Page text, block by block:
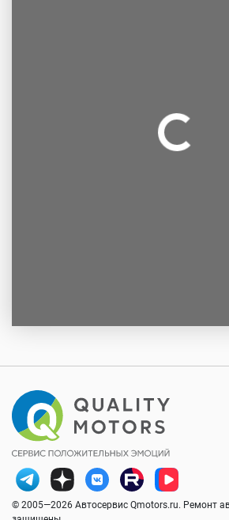
© 2005—2026 Автосервис Qmotors.ru. Ремонт